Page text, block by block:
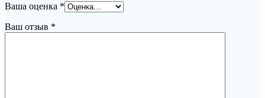
Ваша оценка *
Ваш отзыв *